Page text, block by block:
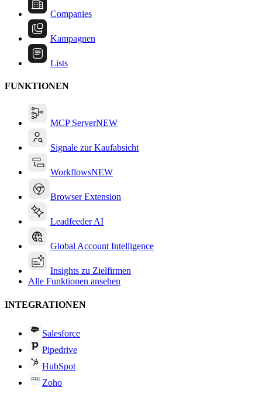
Companies
Kampagnen
Lists
FUNKTIONEN
MCP ServerNEW
Signale zur Kaufabsicht
WorkflowsNEW
Browser Extension
Leadfeeder AI
Global Account Intelligence
Insights zu Zielfirmen
Alle Funktionen ansehen
INTEGRATIONEN
Salesforce
Pipedrive
HubSpot
Zoho